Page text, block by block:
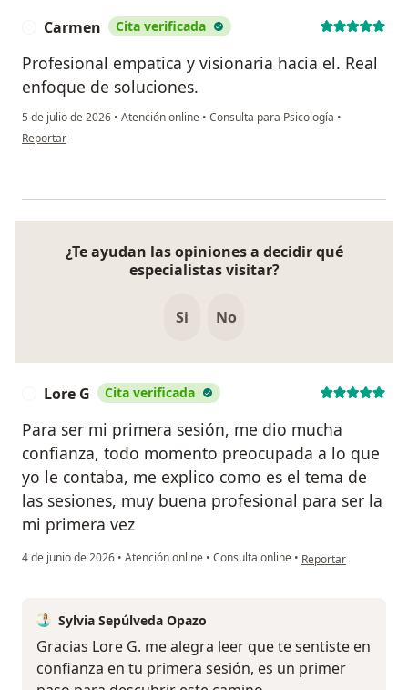
Carmen Cita verificada
Profesional empatica y visionaria hacia el. Real
enfoque de soluciones.
5 de julio de 2026 • Atención online • Consulta para Psicología •
en opinión del usuario Carmen
Reportar
¿Te ayudan las opiniones a decidir qué
especialistas visitar?
Si No
Lore G Cita verificada
Para ser mi primera sesión, me dio mucha
confianza, todo momento preocupada a lo que
yo le contaba, me explico como es el tema de
las sesiones, muy buena profesional para ser la
mi primera vez
4 de junio de 2026 • Atención online • Consulta online • en opinión del
Reportar
Sylvia Sepúlveda Opazo
Gracias Lore G. me alegra leer que te sentiste en
confianza en tu primera sesión, es un primer